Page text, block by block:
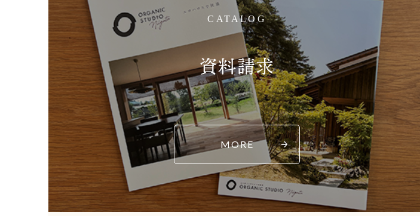
CATALOG
資料請求
MORE